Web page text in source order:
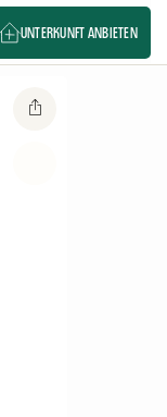
UNTERKUNFT ANBIETEN